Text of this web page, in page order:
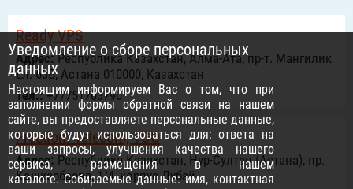
Ready VPS
Адрес:Республика Казахстан, Алма-Ата, пр-т. Мангилик
Ел. 63Б, Астана 010000, Казахстан
Тел.:+77751703790
Freedom Telecom, ТОО
Адрес: Республика Казахстан, Нур-Султан (Астана), пр.
Кошкарбаева, 1/4, корпус Дубай
Уведомление о сборе персональных
данных
Настоящим информируем Вас о том, что при
заполнении формы обратной связи на нашем
сайте, вы предоставляете персональные данные,
которые будут использоваться для: ответа на
ваши запросы, улучшения качества нашего
сервиса, размещения в нашем
каталоге. Собираемые данные: имя, контактная